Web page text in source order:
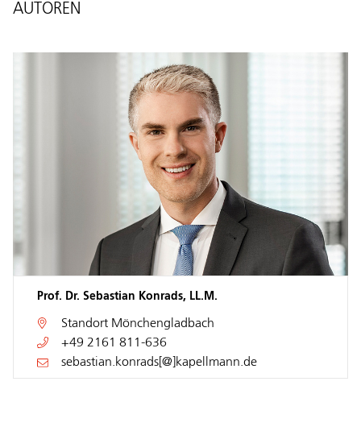
AUTOREN
Prof. Dr. Sebastian Konrads, LL.M.
Standort Mönchengladbach
+49 2161 811-636
sebastian.konrads[@]kapellmann.de